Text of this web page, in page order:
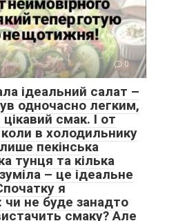
0
ідеальний салат –
одночасно легким,
смак. І от
в холодильнику
пекінська
тунця та кілька
– це ідеальне
я
чи не буде занадто
смаку? Але